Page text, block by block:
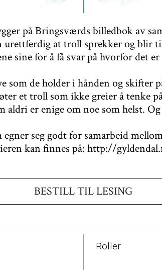
på Bringsværds billedbok av
at troll sprekker og blir
sine for å få svar på hvorfor det
som de holder i hånden og
et troll som ikke greier å tenke
aldri er enige om noe som helst.
seg godt for samarbeid
kan finnes på: http://
BESTILL TIL LESING
Roller